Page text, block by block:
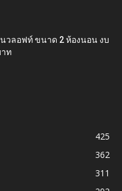
วลอฟท์ ขนาด 2 ห้องนอน งบ
าท
425
362
311